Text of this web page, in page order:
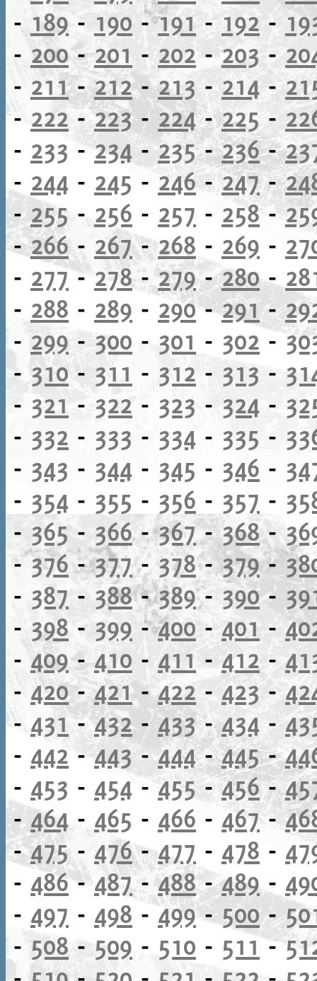
- 189 - 190 -191- 192 -
- 200-201 - 202-203 -
- 211-212-213 - 214 -
- 222 -223-224-225-
- 233 -234 -235-236-
- 244 - 245 - 246-247-
- 255- 256 - 257 - 258-
-266- 267-268 - 269 -
- 277-278-279-280-
- 288 - 289 - 290-291-
- 299 -300 - 301 - 302 -
-310- 311 - 312- 313 -
- 321 - 322 - 323 - 324 -
- 332 - 333 - 334 - 335 -
- 343 - 344 - 345 - 346 -
- 354 - 355 - 356 - 357 -
- 365 - 366-367-368-
-376-377-378- 379-
- 387 - 388-389- 390-
- 398 - 399 -400-401 -
-409-410 - 411-412 -
- 420-421-422 - 423 -
- 431-432-433-434-
- 442 -443 -444-445-
- 453 - 454 -455-456-
- 464 - 465 - 466 - 467-
-475- 476-477 - 478 -
- 486-487-488-489-
- 497 - 498 -499- 500-
- 508- 509 - 510 - 511-